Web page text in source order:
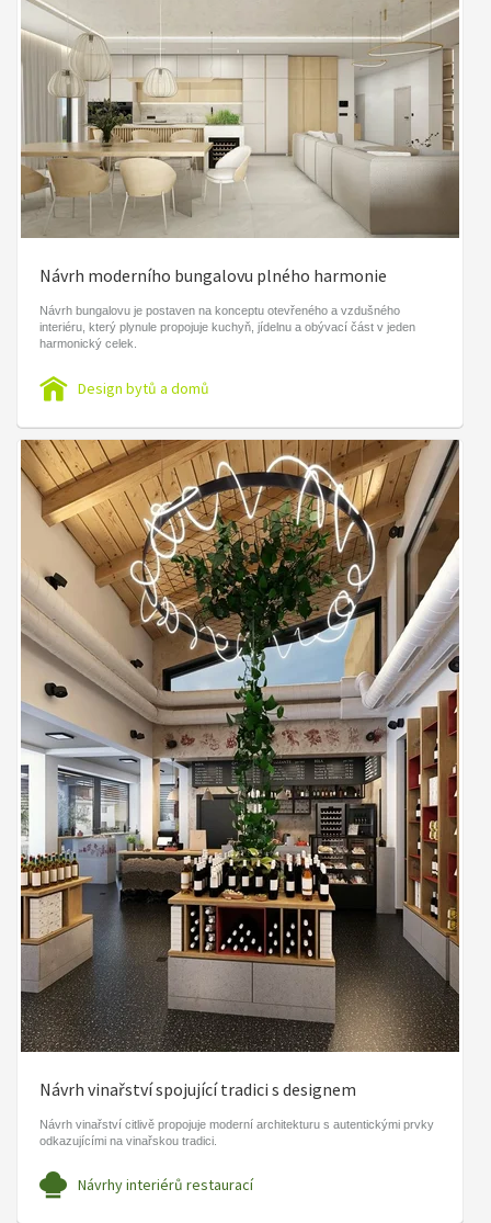
Návrh moderního bungalovu plného harmonie
Návrh bungalovu je postaven na konceptu otevřeného a vzdušného
interiéru, který plynule propojuje kuchyň, jídelnu a obývací část v jeden
harmonický celek.
Design bytů a domů
Návrh vinařství spojující tradici s designem
Návrh vinařství citlivě propojuje moderní architekturu s autentickými prvky
odkazujícími na vinařskou tradici.
Návrhy interiérů restaurací